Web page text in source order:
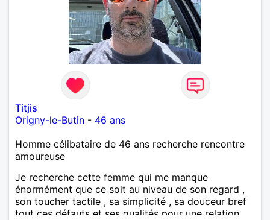
Titjis
Origny-le-Butin - 46 ans
Homme célibataire de 46 ans recherche rencontre
amoureuse
Je recherche cette femme qui me manque
énormément que ce soit au niveau de son regard ,
son toucher tactile , sa simplicité , sa douceur bref
tout ces défauts et ses qualités pour une relation